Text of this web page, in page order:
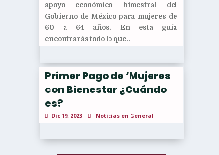
apoyo económico bimestral del
Gobierno de México para mujeres de
60 a 64 años. En esta guía
encontrarás todo lo que...
Primer Pago de ‘Mujeres
con Bienestar ¿Cuándo
es?
Dic 19, 2023 Noticias en General